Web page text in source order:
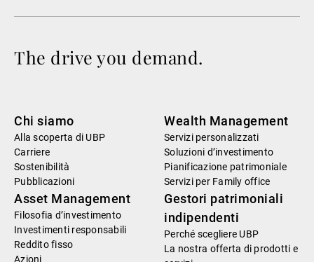
The drive you demand.
Chi siamo
Alla scoperta di UBP
Carriere
Sostenibilità
Pubblicazioni
Wealth Management
Servizi personalizzati
Soluzioni d’investimento
Pianificazione patrimoniale
Servizi per Family office
Asset Management
Filosofia d’investimento
Investimenti responsabili
Reddito fisso
Azioni
Gestori patrimoniali
indipendenti
Perché scegliere UBP
La nostra offerta di prodotti e